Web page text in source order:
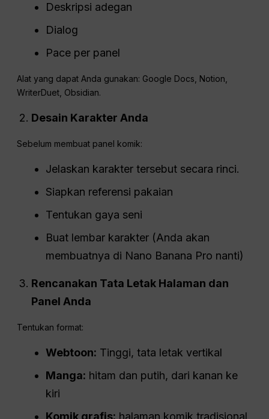
Deskripsi adegan
Dialog
Pace per panel
Alat yang dapat Anda gunakan: Google Docs, Notion,
WriterDuet, Obsidian.
Desain Karakter Anda
Sebelum membuat panel komik:
Jelaskan karakter tersebut secara rinci.
Siapkan referensi pakaian
Tentukan gaya seni
Buat lembar karakter (Anda akan
membuatnya di Nano Banana Pro nanti)
Rencanakan Tata Letak Halaman dan
Panel Anda
Tentukan format:
Webtoon: Tinggi, tata letak vertikal
Manga: hitam dan putih, dari kanan ke
kiri
Komik grafis: halaman komik tradisional